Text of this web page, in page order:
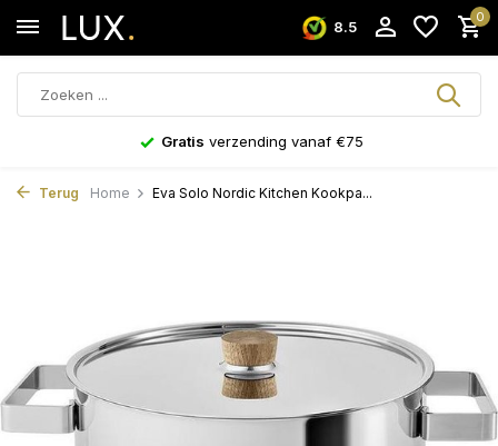
8.5
0
Gratis verzending vanaf €75
Terug Home Eva Solo Nordic Kitchen Kookpa...